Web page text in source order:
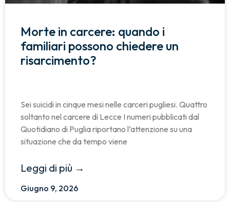
Morte in carcere: quando i
familiari possono chiedere un
risarcimento?
Sei suicidi in cinque mesi nelle carceri pugliesi. Quattro
soltanto nel carcere di Lecce I numeri pubblicati dal
Quotidiano di Puglia riportano l’attenzione su una
situazione che da tempo viene
Leggi di più →
Giugno 9, 2026